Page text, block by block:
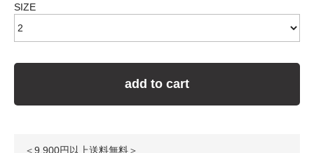
SIZE
add to cart
＜9,900円以上送料無料＞